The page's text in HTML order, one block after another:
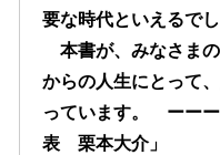
要な時代といえるでし
本書が、みなさま
からの人生にとって
っています。 ーー
表 栗本大介」